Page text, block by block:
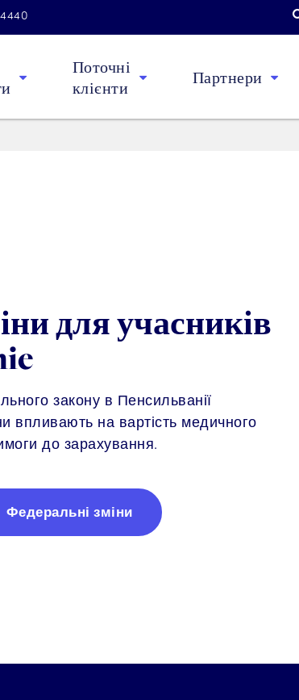
Поточні
клієнти
Партнери
для учасників
закону в Пенсильванії
впливають на вартість медичного
до зарахування.
Федеральні зміни